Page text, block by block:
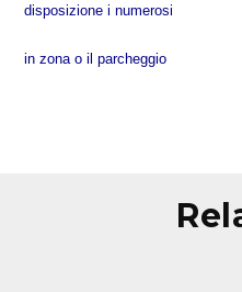
disposizione i numerosi
parcheggi
in zona o il parcheggio